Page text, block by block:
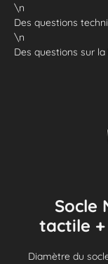
\n
Des questions
\n
Des questions sur la
Socle
tactile +
Diamètre du